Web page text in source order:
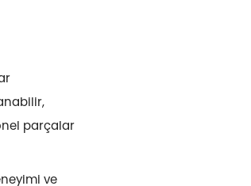
parçalar
ve